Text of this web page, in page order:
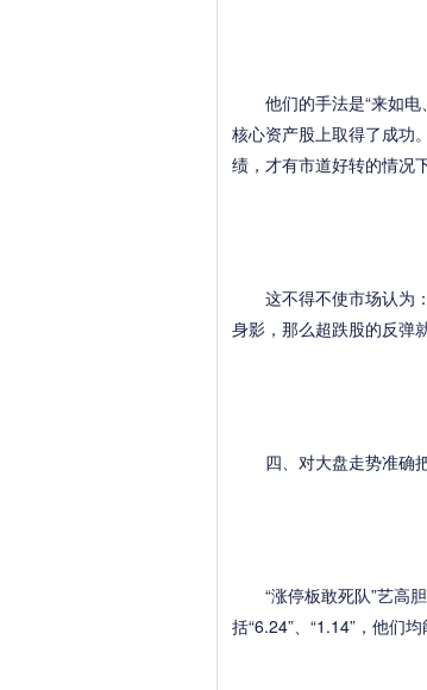
他们的手法是“来如电
核心资产股上取得了成功
绩，才有市道好转的情况
这不得不使市场认为：
身影，那么超跌股的反弹
四、对大盘走势准确
“涨停板敢死队”艺高胆
括“6.24”、“1.14”，他们